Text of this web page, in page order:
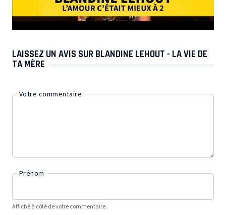
LAISSEZ UN AVIS SUR BLANDINE LEHOUT - LA VIE DE
TA MÈRE
Votre commentaire
Prénom
Affiché à côté de votre commentaire.